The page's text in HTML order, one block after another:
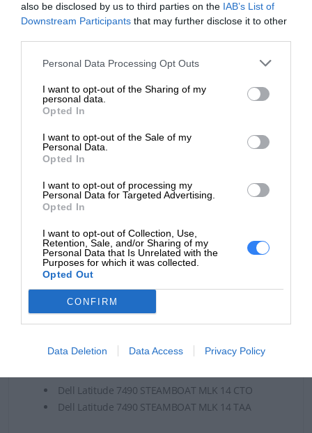
also be disclosed by us to third parties on the IAB’s List of
Downstream Participants that may further disclose it to other
Personal Data Processing Opt Outs
I want to opt-out of the Sharing of my
personal data.
Opted In
I want to opt-out of the Sale of my
Personal Data.
Opted In
I want to opt-out of processing my
Personal Data for Targeted Advertising.
Opted In
I want to opt-out of Collection, Use,
Retention, Sale, and/or Sharing of my
Personal Data that Is Unrelated with the
Purposes for which it was collected.
Opted Out
CONFIRM
Data Deletion Data Access Privacy Policy
Czas realizacji zamówienia od 5-14 dni.
W celu potwierdzenia kompatybilności baterii prosimy o
kontakt, w celu weryfikacji.
Bateria może być kompatybilna z tabletami Dell:
Dell Latitude 7280 STEAMBOAT 12 BTX
Dell Latitude 7290 STEAMBOAT MLK 12 BTX
Dell Latitude 7290 STEAMBOAT MLK 12 CTO
Dell Latitude 7380 STEAMBOAT 13 BTX
Dell Latitude 7380 STEAMBOAT 13 CTO
Dell Latitude 7390 STEAMBOAT MLK 13 BTX
Dell Latitude 7390 STEAMBOAT MLK 13 CTO
Dell Latitude 7480 STEAMBOAT 14 CTO
Dell Latitude 7490 STEAMBOAT MLK 14 CTO
Dell Latitude 7490 STEAMBOAT MLK 14 TAA